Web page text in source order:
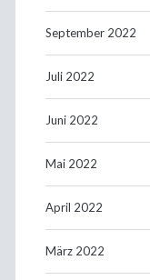
September 2022
Juli 2022
Juni 2022
Mai 2022
April 2022
März 2022